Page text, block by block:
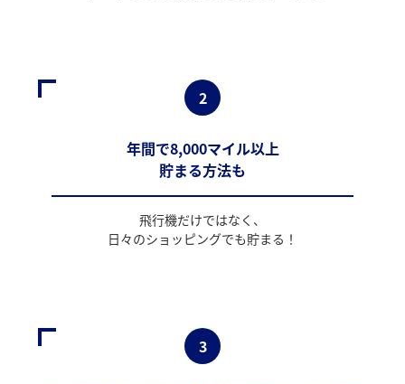
2
年間で8,000マイル以上
貯まる方法も
飛行機だけではなく、
日々のショッピングでも貯まる！
3